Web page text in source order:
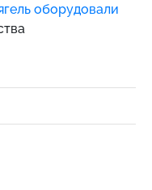
оборудовали